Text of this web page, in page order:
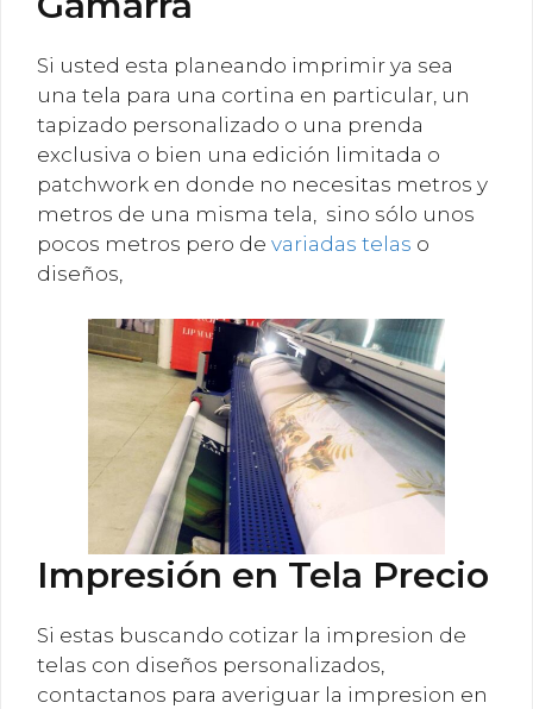
Si usted esta planeando imprimir ya sea
una tela para una cortina en particular, un
tapizado personalizado o una prenda
exclusiva o bien una edición limitada o
patchwork en donde no necesitas metros y
metros de una misma tela, sino sólo unos
pocos metros pero de variadas telas o
diseños,
Impresión en Tela Precio
Si estas buscando cotizar la impresion de
telas con diseños personalizados,
contactanos para averiguar la impresion en